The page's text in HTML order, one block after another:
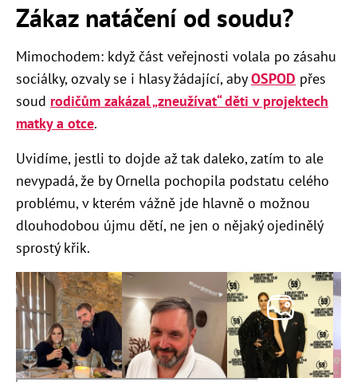
Zákaz natáčení od soudu?
Mimochodem: když část veřejnosti volala po zásahu
sociálky, ozvaly se i hlasy žádající, abyOSPOD přes
soud rodičům zakázal „zneužívat“ děti v projektech
matky a otce.
Uvidíme, jestli to dojde až tak daleko, zatím to ale
nevypadá, že by Ornella pochopila podstatu celého
problému, v kterém vážně jde hlavně o možnou
dlouhodobou újmu dětí, ne jen o nějaký ojedinělý
sprostý křik.